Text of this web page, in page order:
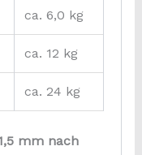
ca. 6,0 kg
ca. 12 kg
ca. 24 kg
mm nach